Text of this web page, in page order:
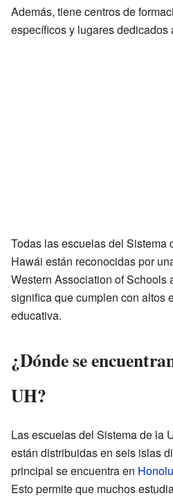
Además, tiene centros de
específicos y lugares dedicados
Todas las escuelas del Sistema
Hawái están reconocidas por
Western Association of Schools
significa que cumplen con altos
educativa.
¿Dónde se
UH?
Las escuelas del Sistema de la
están distribuidas en seis islas
principal se encuentra en
Esto permite que muchos